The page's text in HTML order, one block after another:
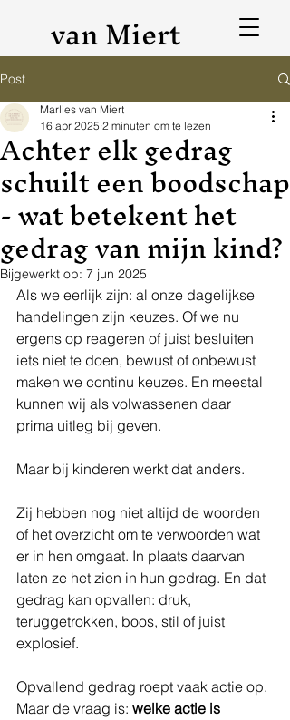
van Miert
Post
Achter elk gedrag
schuilt een boodschap
- wat betekent het
gedrag van mijn kind?
Marlies van Miert
16 apr 2025 2 minuten om te lezen
Bijgewerkt op: 7 jun 2025
Als we eerlijk zijn: al onze dagelijkse
handelingen zijn keuzes. Of we nu
ergens op reageren of juist besluiten
iets niet te doen, bewust of onbewust
maken we continu keuzes. En meestal
kunnen wij als volwassenen daar
prima uitleg bij geven.
Maar bij kinderen werkt dat anders.
Zij hebben nog niet altijd de woorden
of het overzicht om te verwoorden wat
er in hen omgaat. In plaats daarvan
laten ze het zien in hun gedrag. En dat
gedrag kan opvallen: druk,
teruggetrokken, boos, stil of juist
explosief.
Opvallend gedrag roept vaak actie op.
Maar de vraag is: welke actie is